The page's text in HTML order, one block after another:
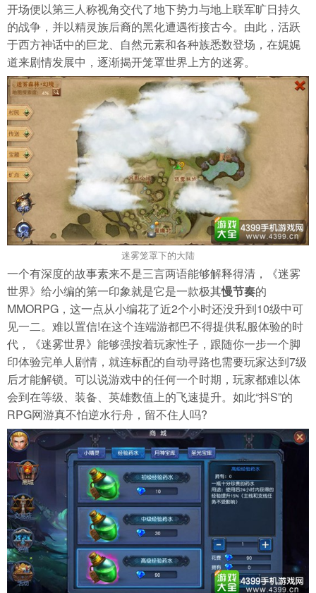
开场便以第三人称视角交代了地下势力与地上联军旷日持久
的战争，并以精灵族后裔的黑化遭遇衔接古今。由此，活跃
于西方神话中的巨龙、自然元素和各种族悉数登场，在娓娓
道来剧情发展中，逐渐揭开笼罩世界上方的迷雾。
迷雾笼罩下的大陆
一个有深度的故事素来不是三言两语能够解释得清，《迷雾
世界》给小编的第一印象就是它是一款极其慢节奏的
MMORPG，这一点从小编花了近2个小时还没升到10级中可
见一二。难以置信!在这个连端游都巴不得提供私服体验的时
代，《迷雾世界》能够强按着玩家性子，跟随你一步一个脚
印体验完单人剧情，就连标配的自动寻路也需要玩家达到7级
后才能解锁。可以说游戏中的任何一个时期，玩家都难以体
会到在等级、装备、英雄数值上的飞速提升。如此“抖S”的
RPG网游真不怕逆水行舟，留不住人吗?